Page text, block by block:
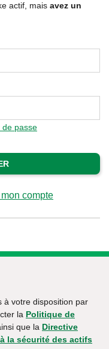
actif, mais avez un
de passe
compte
à votre disposition par
la Politique de
que la Directive
la sécurité des actifs